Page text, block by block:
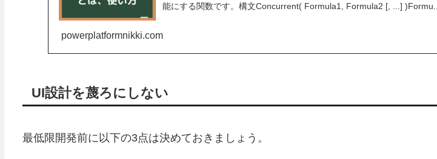
能にする関数です。構文Concurrent( Formula1, Formula2 [, ...] )Formu...
powerplatformnikki.com
UI設計を蔑ろにしない
最低限開発前に以下の3点は決めておきましょう。